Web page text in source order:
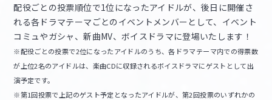
配役ごとの投票順位で1位になったアイドルが、後日に開催さ
れる各ドラマテーマごとのイベントメンバーとして、イベント
コミュやガシャ、新曲MV、ボイスドラマに登場いたします！
※配役ごとの投票で2位になったアイドルのうち、各ドラマテーマ内での得票数
が上位2名のアイドルは、楽曲CDに収録されるボイスドラマにゲストとして出
演予定です。
※第1回投票で上記のゲスト予定となったアイドルが、第2回投票のいずれかの